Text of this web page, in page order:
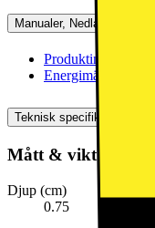
Manualer, Nedladdningar,
Energimärkning
Teknisk specifikation
Mått & vikt
Djup (cm)
0.75